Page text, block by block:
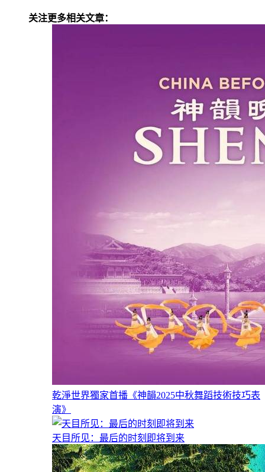
关注更多相关文章：
乾淨世界獨家首播《神韻2025中秋舞蹈技術技巧表
演》
天目所见：最后的时刻即将到来